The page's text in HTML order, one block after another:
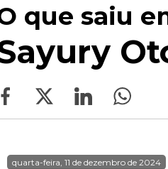
que saiu
quarta-feira, 11 de dezembro de 2024